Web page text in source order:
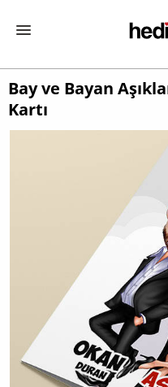
Bay ve Bayan
Kartı